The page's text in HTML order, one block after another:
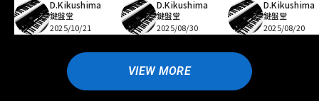
D.Kikushima
鍵盤堂
2025/10/21
D.Kikushima
鍵盤堂
2025/08/30
D.Kikushima
鍵盤堂
2025/08/20
VIEW MORE